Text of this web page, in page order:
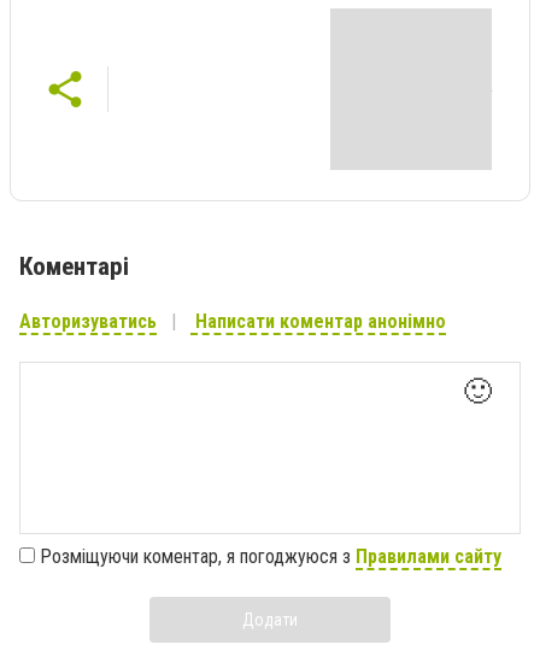
Коментарі
Авторизуватись Написати коментар анонімно
🙂
Розміщуючи коментар, я погоджуюся з Правилами сайту
Додати